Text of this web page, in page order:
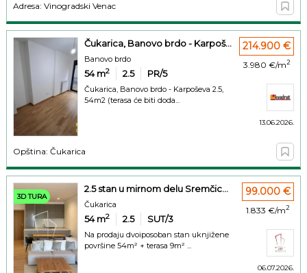
Adresa: Vinogradski Venac
Čukarica, Banovo brdo - Karpoš...
Banovo brdo
54m2 2.5 PR/5
Čukarica, Banovo brdo - Karpoševa 2.5,
54m2 (terasa će biti doda...
214.900 €
3.980 €/m2
13.06.2026.
Opština: Čukarica
3D TURA
2.5 stan u mirnom delu Sremčic...
Čukarica
54m2 2.5 SUT/3
Na prodaju dvoiposoban stan uknjižene
površine 54m² + terasa 9m² ...
99.000 €
1.833 €/m2
06.07.2026.